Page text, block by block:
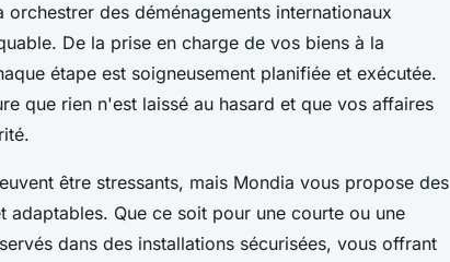
des déménagements internationaux
De la prise en charge de vos biens à la
étape est soigneusement planifiée et exécutée.
que rien n'est laissé au hasard et que vos affaires
être stressants, mais Mondia vous propose des
adaptables. Que ce soit pour une courte ou une
dans des installations sécurisées, vous offrant